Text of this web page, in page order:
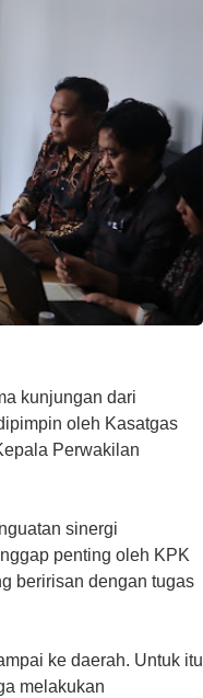
kunjungan dari
oleh Kasatgas
Perwakilan
sinergi
penting oleh KPK
beririsan dengan tugas
ke daerah. Untuk itu
melakukan